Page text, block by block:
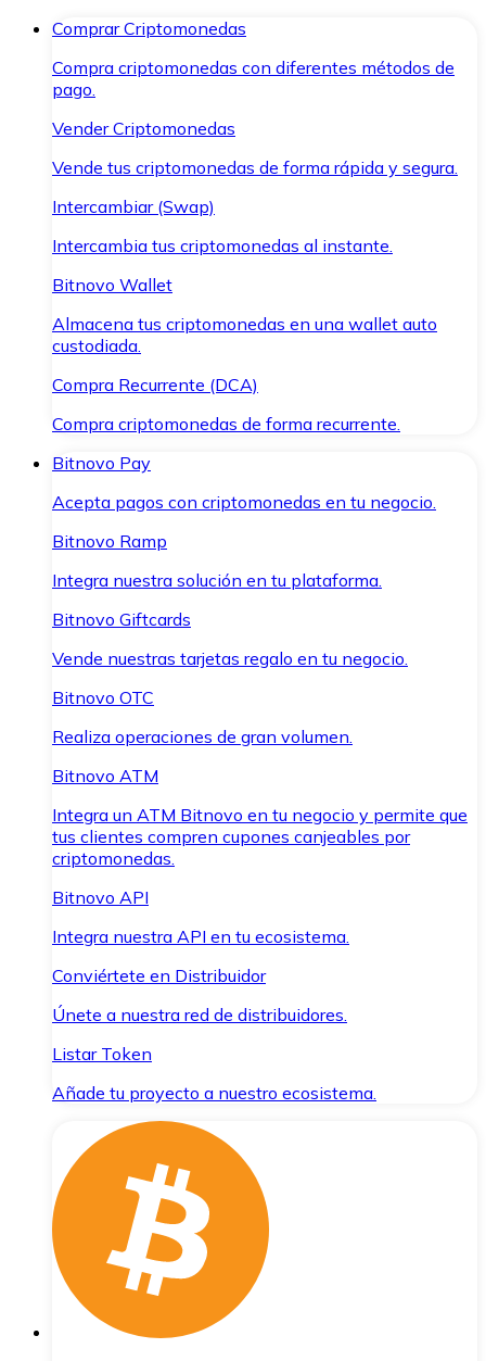
Comprar Criptomonedas
Compra criptomonedas con diferentes métodos de
pago.
Vender Criptomonedas
Vende tus criptomonedas de forma rápida y segura.
Intercambiar (Swap)
Intercambia tus criptomonedas al instante.
Bitnovo Wallet
Almacena tus criptomonedas en una wallet auto
custodiada.
Compra Recurrente (DCA)
Compra criptomonedas de forma recurrente.
Bitnovo Pay
Acepta pagos con criptomonedas en tu negocio.
Bitnovo Ramp
Integra nuestra solución en tu plataforma.
Bitnovo Giftcards
Vende nuestras tarjetas regalo en tu negocio.
Bitnovo OTC
Realiza operaciones de gran volumen.
Bitnovo ATM
Integra un ATM Bitnovo en tu negocio y permite que
tus clientes compren cupones canjeables por
criptomonedas.
Bitnovo API
Integra nuestra API en tu ecosistema.
Conviértete en Distribuidor
Únete a nuestra red de distribuidores.
Listar Token
Añade tu proyecto a nuestro ecosistema.